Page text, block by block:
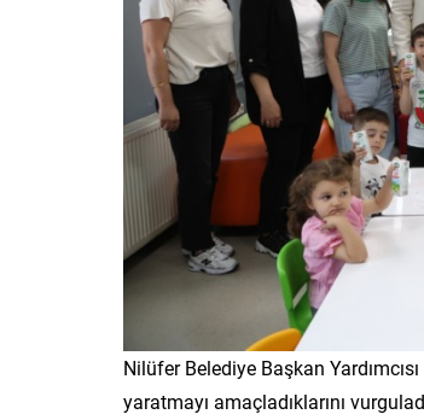
Nilüfer Belediye Başkan
yaratmayı amaçladıklarını